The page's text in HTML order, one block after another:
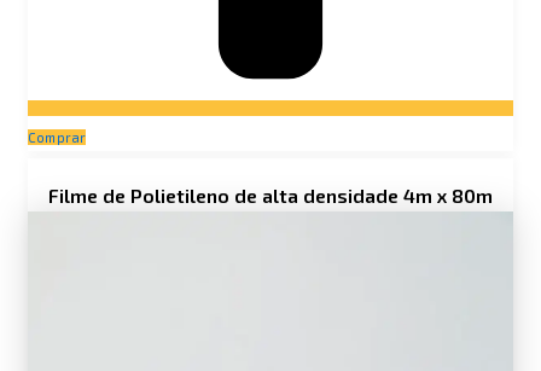
Comprar
Filme de Polietileno de alta densidade 4m x 80m